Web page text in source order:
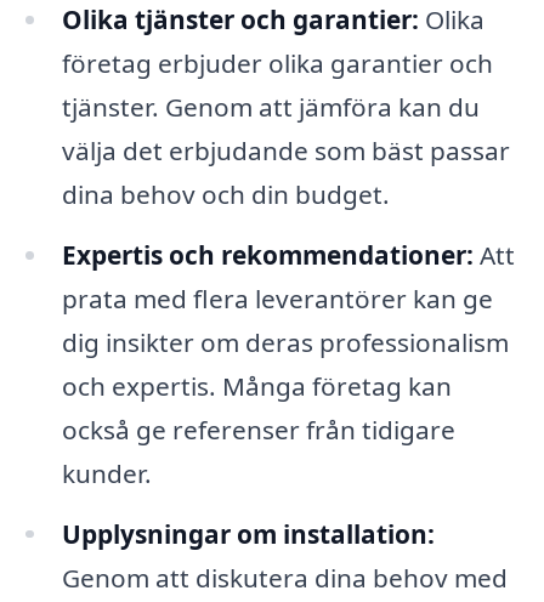
Olika tjänster och garantier: Olika
företag erbjuder olika garantier och
tjänster. Genom att jämföra kan du
välja det erbjudande som bäst passar
dina behov och din budget.
Expertis och rekommendationer: Att
prata med flera leverantörer kan ge
dig insikter om deras professionalism
och expertis. Många företag kan
också ge referenser från tidigare
kunder.
Upplysningar om installation:
Genom att diskutera dina behov med